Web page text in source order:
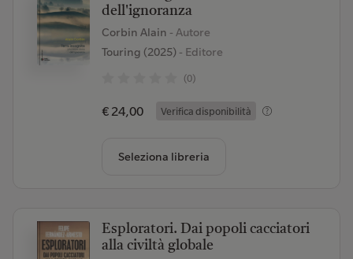
dell'ignoranza
Corbin Alain - Autore
Touring (2025)- Editore
(0)
€ 24,00 Verifica disponibilità
Seleziona libreria
Esploratori. Dai popoli cacciatori
alla civiltà globale